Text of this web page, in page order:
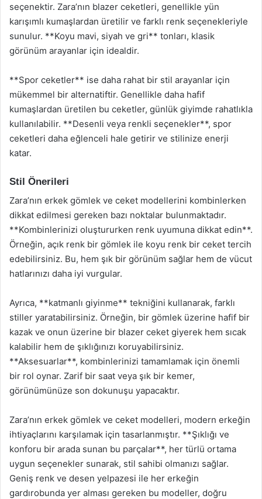
seçenektir. Zara’nın blazer ceketleri, genellikle yün
karışımlı kumaşlardan üretilir ve farklı renk seçenekleriyle
sunulur. **Koyu mavi, siyah ve gri** tonları, klasik
görünüm arayanlar için idealdir.
**Spor ceketler** ise daha rahat bir stil arayanlar için
mükemmel bir alternatiftir. Genellikle daha hafif
kumaşlardan üretilen bu ceketler, günlük giyimde rahatlıkla
kullanılabilir. **Desenli veya renkli seçenekler**, spor
ceketleri daha eğlenceli hale getirir ve stilinize enerji
katar.
Stil Önerileri
Zara’nın erkek gömlek ve ceket modellerini kombinlerken
dikkat edilmesi gereken bazı noktalar bulunmaktadır.
**Kombinlerinizi oluştururken renk uyumuna dikkat edin**.
Örneğin, açık renk bir gömlek ile koyu renk bir ceket tercih
edebilirsiniz. Bu, hem şık bir görünüm sağlar hem de vücut
hatlarınızı daha iyi vurgular.
Ayrıca, **katmanlı giyinme** tekniğini kullanarak, farklı
stiller yaratabilirsiniz. Örneğin, bir gömlek üzerine hafif bir
kazak ve onun üzerine bir blazer ceket giyerek hem sıcak
kalabilir hem de şıklığınızı koruyabilirsiniz.
**Aksesuarlar**, kombinlerinizi tamamlamak için önemli
bir rol oynar. Zarif bir saat veya şık bir kemer,
görünümünüze son dokunuşu yapacaktır.
Zara’nın erkek gömlek ve ceket modelleri, modern erkeğin
ihtiyaçlarını karşılamak için tasarlanmıştır. **Şıklığı ve
konforu bir arada sunan bu parçalar**, her türlü ortama
uygun seçenekler sunarak, stil sahibi olmanızı sağlar.
Geniş renk ve desen yelpazesi ile her erkeğin
gardırobunda yer alması gereken bu modeller, doğru